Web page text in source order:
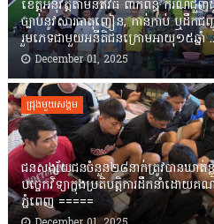
ខេត្តឣនុវត្តតាមនីតិវិធី ពាក់ព័ន្ធ ករណីជួ
ច្បាប់នូវសារធាតុញៀន, កាន់កាប់ ឬដឹកជញ្
រួមភេទជាមួយអនីតិជនក្រោមអាយុ១៥ឆ្នាំ
December 01, 2025
ជ្រុងមួយសង្គម
ជនសង្ស័យជនចំនួន២៨នាក់ត្រូវបានឃាត់ខ្លួ
បច្ចេកវិទ្យាក្នុងប្រតិបត្តិការដឹកនាំដោយគណ
ភ្នំពេញ ‎=====